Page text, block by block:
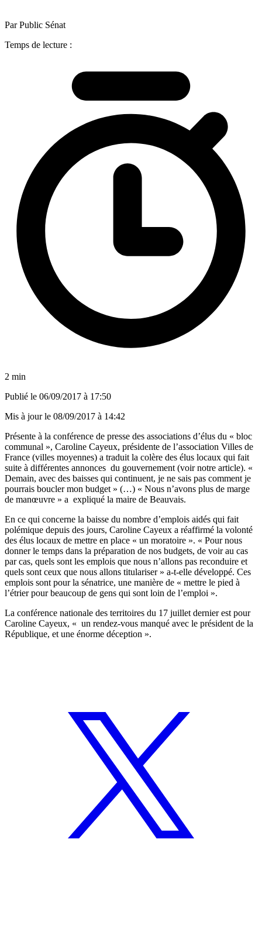
Par Public Sénat
Temps de lecture :
2 min
Publié le 06/09/2017 à 17:50
Mis à jour le 08/09/2017 à 14:42
Présente à la conférence de presse des associations d’élus du « bloc
communal », Caroline Cayeux, présidente de l’association Villes de
France (villes moyennes) a traduit la colère des élus locaux qui fait
suite à différentes annonces du gouvernement (voir notre article). «
Demain, avec des baisses qui continuent, je ne sais pas comment je
pourrais boucler mon budget » (…) « Nous n’avons plus de marge
de manœuvre » a expliqué la maire de Beauvais.
En ce qui concerne la baisse du nombre d’emplois aidés qui fait
polémique depuis des jours, Caroline Cayeux a réaffirmé la volonté
des élus locaux de mettre en place « un moratoire ». « Pour nous
donner le temps dans la préparation de nos budgets, de voir au cas
par cas, quels sont les emplois que nous n’allons pas reconduire et
quels sont ceux que nous allons titulariser » a-t-elle développé. Ces
emplois sont pour la sénatrice, une manière de « mettre le pied à
l’étrier pour beaucoup de gens qui sont loin de l’emploi ».
La conférence nationale des territoires du 17 juillet dernier est pour
Caroline Cayeux, « un rendez-vous manqué avec le président de la
République, et une énorme déception ».